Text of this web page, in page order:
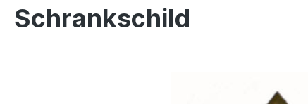
Schrankschild